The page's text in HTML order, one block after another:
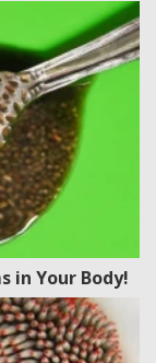
in Your Body!